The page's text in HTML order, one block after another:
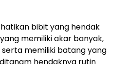
bibit yang hendak
memiliki akar banyak,
memiliki batang yang
hendaknya rutin